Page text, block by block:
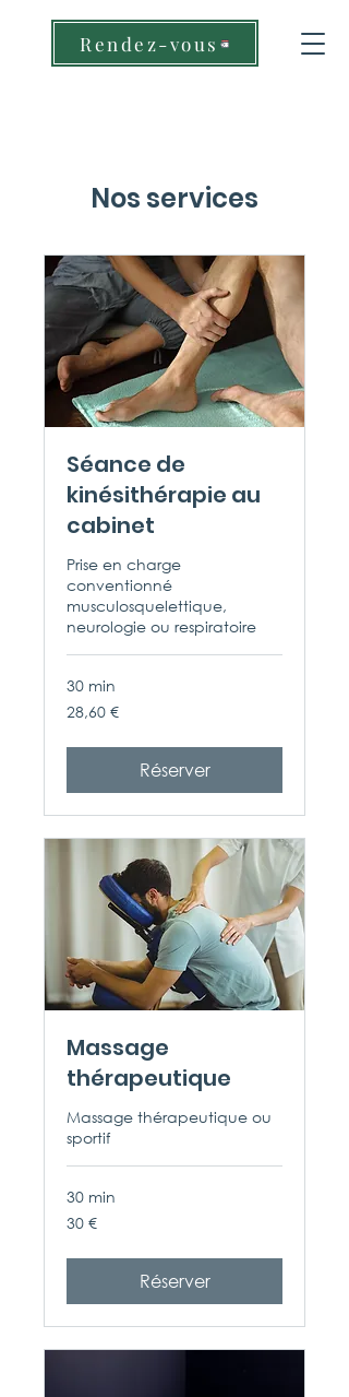
Rendez-vous
Nos services
Séance de
kinésithérapie au
cabinet
Prise en charge
conventionné
musculosquelettique,
neurologie ou respiratoire
30 min
28,60
euros
28,60 €
Réserver
Massage
thérapeutique
Massage thérapeutique ou
sportif
30 min
30
euros
30 €
Réserver